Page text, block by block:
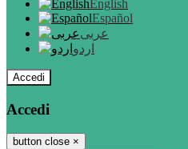
English
Español
عربى
اردو
Accedi
Accedi
button close ×